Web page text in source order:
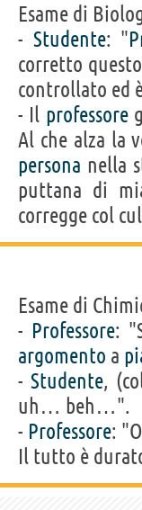
Esame di
- Studente: "
corretto questo
controllato ed
- Il professore
Al che alza la
persona nella
puttana di
corregge col
Esame di
- Professore:
argomento a
- Studente,
uh… beh…".
- Professore:
Il tutto è